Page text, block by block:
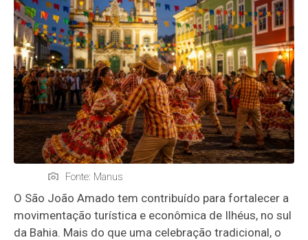
Fonte: Manus
O São João Amado tem contribuído para fortalecer a
movimentação turística e econômica de Ilhéus, no sul
da Bahia. Mais do que uma celebração tradicional, o